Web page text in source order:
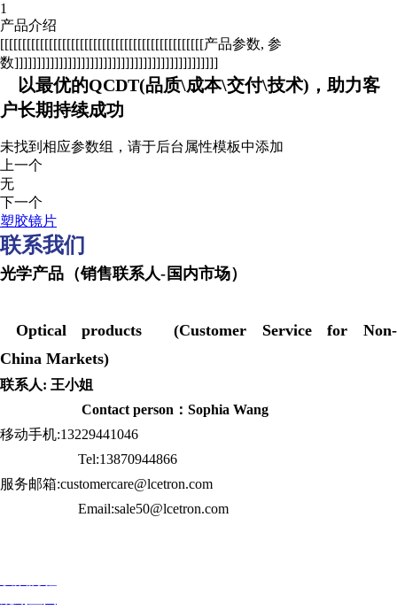
1
产品介绍
[[[[[[[[[[[[[[[[[[[[[[[[[[[[[[[[[[[[[[[[[[[[[[产品参数, 参
数]]]]]]]]]]]]]]]]]]]]]]]]]]]]]]]]]]]]]]]]]]]]]]
以最优的QCDT(品质\成本\交付\技术)，助力客
户长期持续成功
未找到相应参数组，请于后台属性模板中添加
上一个
无
下一个
塑胶镜片
联系我们
光学产品（销售联系人-国内市场）
Optical products (Customer Service for Non-
China Markets)
联系人: 王小姐
Contact person：Sophia Wang
移动手机:13229441046
Tel:13870944866
服务邮箱:customercare@lcetron.com
Email:sale50@lcetron.com